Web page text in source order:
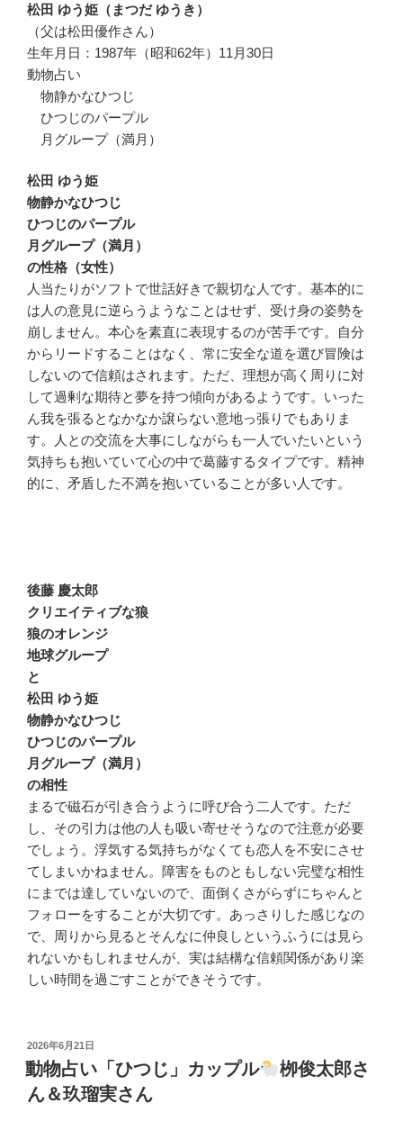
松田 ゆう姫（まつだ ゆうき）
（父は松田優作さん）
生年月日：1987年（昭和62年）11月30日
動物占い
物静かなひつじ
ひつじのパープル
月グループ（満月）
松田 ゆう姫
物静かなひつじ
ひつじのパープル
月グループ（満月）
の性格（女性）
人当たりがソフトで世話好きで親切な人です。基本的に
は人の意見に逆らうようなことはせず、受け身の姿勢を
崩しません。本心を素直に表現するのが苦手です。自分
からリードすることはなく、常に安全な道を選び冒険は
しないので信頼はされます。ただ、理想が高く周りに対
して過剰な期待と夢を持つ傾向があるようです。いった
ん我を張るとなかなか譲らない意地っ張りでもありま
す。人との交流を大事にしながらも一人でいたいという
気持ちも抱いていて心の中で葛藤するタイプです。精神
的に、矛盾した不満を抱いていることが多い人です。
後藤 慶太郎
クリエイティブな狼
狼のオレンジ
地球グループ
と
松田 ゆう姫
物静かなひつじ
ひつじのパープル
月グループ（満月）
の相性
まるで磁石が引き合うように呼び合う二人です。ただ
し、その引力は他の人も吸い寄せそうなので注意が必要
でしょう。浮気する気持ちがなくても恋人を不安にさせ
てしまいかねません。障害をものともしない完璧な相性
にまでは達していないので、面倒くさがらずにちゃんと
フォローをすることが大切です。あっさりした感じなの
で、周りから見るとそんなに仲良しというふうには見ら
れないかもしれませんが、実は結構な信頼関係があり楽
しい時間を過ごすことができそうです。
投
稿
日:
2026年6月21日
動物占い「ひつじ」カップル
栁俊太郎さ
ん＆玖瑠実さん